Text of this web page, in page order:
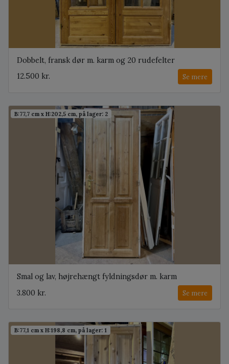
Dobbelt, fransk dør m. karm og 20 rudefelter
12.500 kr.
Se mere
B:77,7 cm x H:202,5 cm, på lager: 2
Smal og lav, højrehængt fyldningsdør m. karm
3.800 kr.
Se mere
B:77,1 cm x H:198,8 cm, på lager: 1